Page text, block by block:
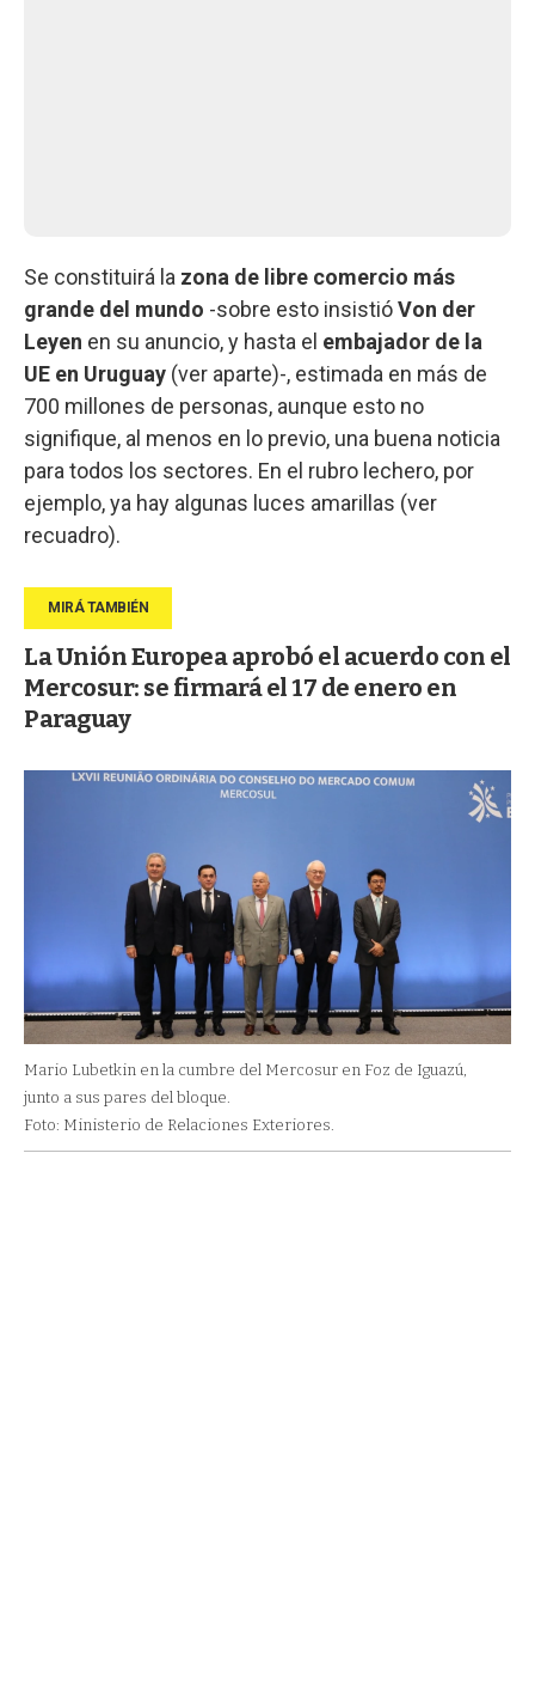
Se constituirá la zona de libre comercio más
grande del mundo -sobre esto insistióVon der
Leyen en su anuncio, y hasta el embajador de la
UE en Uruguay (ver aparte)-, estimada en más de
700 millones de personas, aunque esto no
signifique, al menos en lo previo, una buena noticia
para todos los sectores. En el rubro lechero, por
ejemplo, ya hay algunas luces amarillas (ver
recuadro).
La Unión Europea aprobó el acuerdo con el
Mercosur: se firmará el 17 de enero en
Paraguay
Mario Lubetkin en la cumbre del Mercosur en Foz de Iguazú,
junto a sus pares del bloque.
Foto: Ministerio de Relaciones Exteriores.